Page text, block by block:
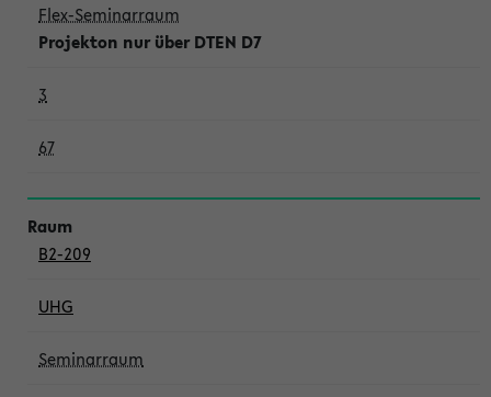
Flex-Seminarraum
Projekton nur über DTEN D7
3
67
B2-209
UHG
Seminarraum